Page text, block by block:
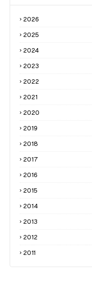
2026
2025
2024
2023
2022
2021
2020
2019
2018
2017
2016
2015
2014
2013
2012
2011